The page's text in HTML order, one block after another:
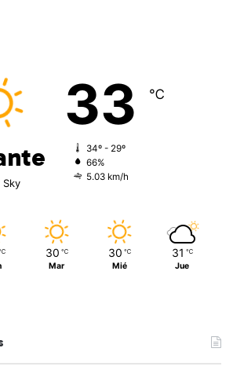
Sky
33 ℃
34º - 29º
66%
5.03 km/h
30 ℃
Mar
30 ℃
Mié
31 ℃
Jue